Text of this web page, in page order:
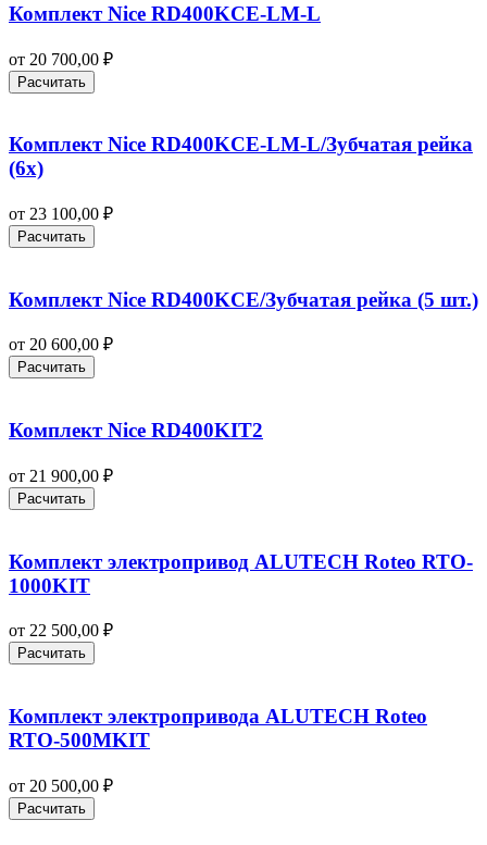
Комплект Nice RD400KCE-LM-L
от 20 700,00 ₽
Расчитать
Комплект Nice RD400KCE-LM-L/Зубчатая рейка
(6x)
от 23 100,00 ₽
Расчитать
Комплект Nice RD400KCE/Зубчатая рейка (5 шт.)
от 20 600,00 ₽
Расчитать
Комплект Nice RD400KIT2
от 21 900,00 ₽
Расчитать
Комплект электропривод ALUTECH Roteo RTO-
1000KIT
от 22 500,00 ₽
Расчитать
Комплект электропривода ALUTECH Roteo
RTO-500MKIT
от 20 500,00 ₽
Расчитать